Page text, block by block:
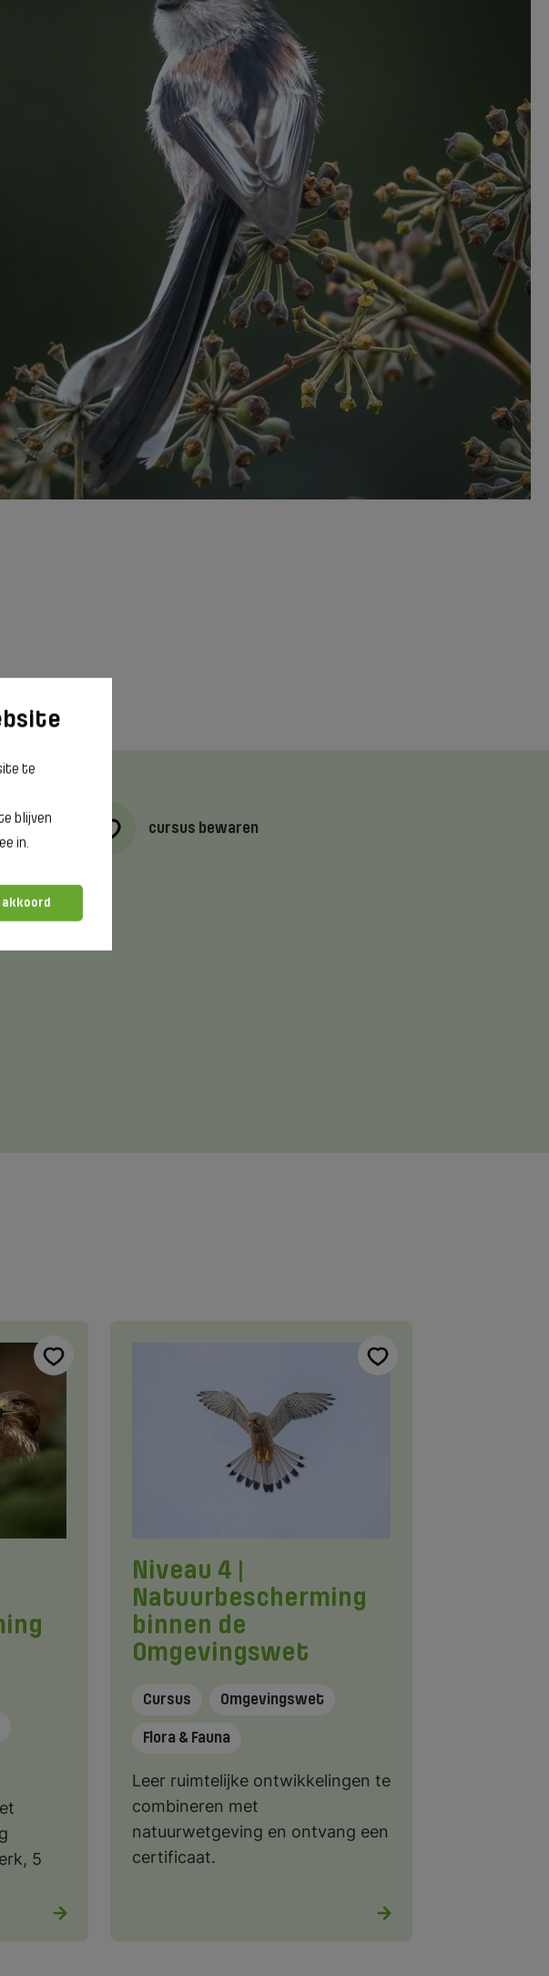
te
blijven
in.
akkoord
informatie
Kosten
Bekijk de kosten voor
deze opfriscursus.
Meer informatie
cursus bewaren
5
Niveau 4 |
Natuurbescherming
binnen de
Omgevingswet
Cursus Omgevingswet
Flora & Fauna
Leer ruimtelijke ontwikkelingen te
combineren met
natuurwetgeving en ontvang een
certificaat.